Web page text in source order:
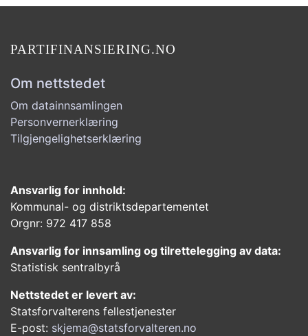
PARTIFINANSIERING.NO
Om nettstedet
Om datainnsamlingen
Personvernerklæring
Tilgjengelighetserklæring
Ansvarlig for innhold:
Kommunal- og distriktsdepartementet
Orgnr: 972 417 858
Ansvarlig for innsamling og tilrettelegging av data:
Statistisk sentralbyrå
Nettstedet er levert av:
Statsforvalterens fellestjenester
E-post: skjema@statsforvalteren.no